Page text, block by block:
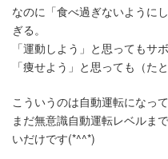
なのに「食べ過ぎないように
ぎる。
「運動しよう」と思ってもサ
「痩せよう」と思っても（た
こういうのは自動運転になっ
まだ無意識自動運転レベルま
いだけです(*^^*)